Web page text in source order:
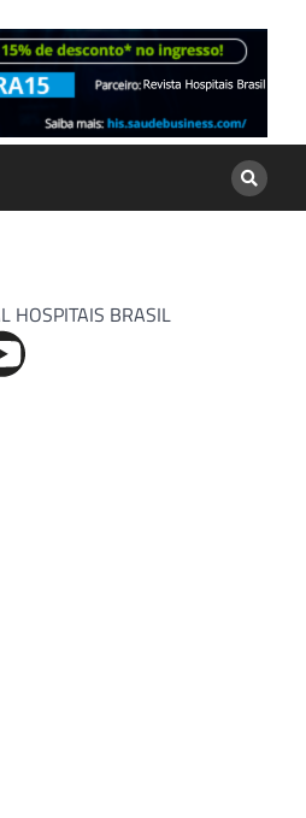
HOSPITAIS BRASIL